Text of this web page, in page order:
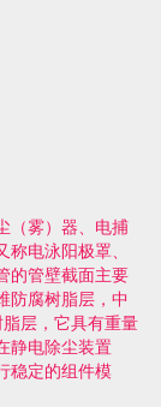
（雾）器、电捕
电泳阳极罩、
的管壁截面主要
防腐树脂层，中
层，它具有重量
静电除尘装置
稳定的组件模